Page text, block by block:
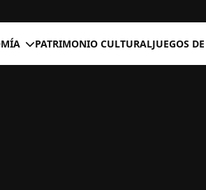
PATRIMONIO CULTURALJUEGOS